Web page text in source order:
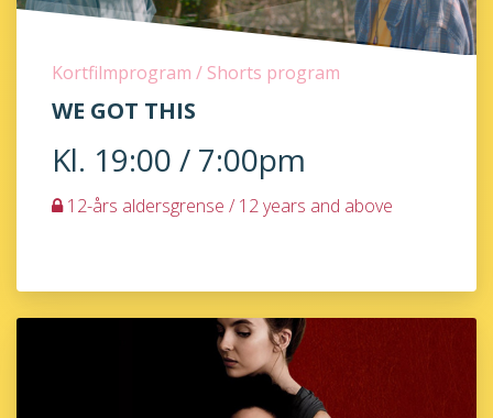
Kortfilmprogram / Shorts program
WE GOT THIS
Kl. 19:00 / 7:00pm
12-års aldersgrense / 12 years and above